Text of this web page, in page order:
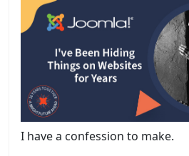
I have a confession to make.